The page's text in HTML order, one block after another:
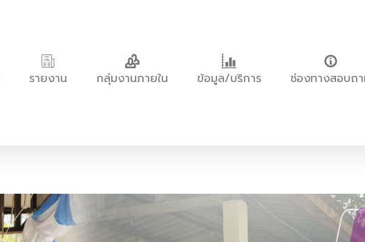
รายงาน กลุ่มงานภายใน ข้อมูล/บริการ ช่องทางสอบถ